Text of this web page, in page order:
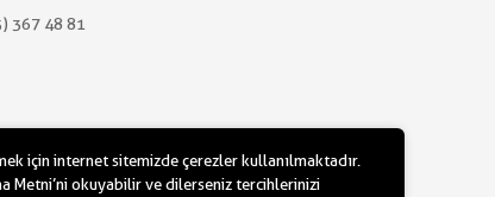
367 48 81
için internet sitemizde çerezler kullanılmaktadır.
Metni’ni okuyabilir ve dilerseniz tercihlerinizi